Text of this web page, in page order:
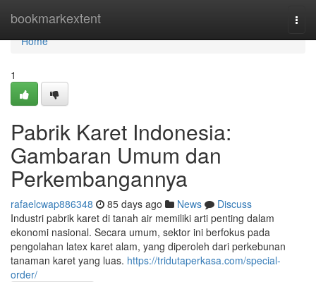
bookmarkextent
Home
Home
1
Pabrik Karet Indonesia:
Gambaran Umum dan
Perkembangannya
rafaelcwap886348 85 days ago News
Discuss
Industri pabrik karet di tanah air memiliki arti penting dalam
ekonomi nasional. Secara umum, sektor ini berfokus pada
pengolahan latex karet alam, yang diperoleh dari perkebunan
tanaman karet yang luas. https://tridutaperkasa.com/special-
order/